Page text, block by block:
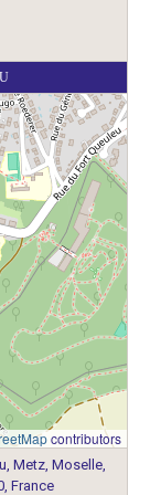
contributors
Metz, Moselle,
France